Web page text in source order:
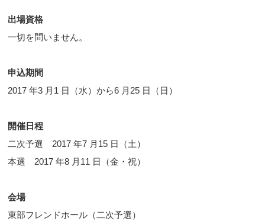
出場資格
一切を問いません。
申込期間
2017 年3 月1 日（水）から6 月25 日（日）
開催日程
二次予選 2017 年7 月15 日（土）
本選 2017 年8 月11 日（金・祝）
会場
東部フレンドホール（二次予選）